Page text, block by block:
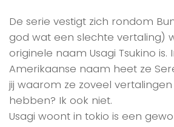
De serie vestigt zich rondom
god wat een slechte vertaling)
originele naam Usagi Tsukino is.
Amerikaanse naam heet ze
jij waarom ze zoveel
hebben? Ik ook niet.
Usagi woont in tokio is een